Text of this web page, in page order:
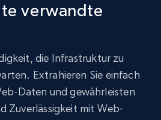
verwandte
die Infrastruktur zu
Extrahieren Sie einfach
Daten und gewährleisten
Zuverlässigkeit mit Web-